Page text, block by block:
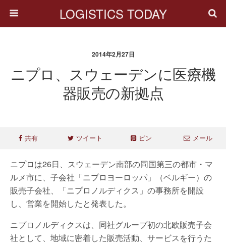
LOGISTICS TODAY
2014年2月27日
ニプロ、スウェーデンに医療機
器販売の新拠点
共有 ツイート ピン メール
ニプロは26日、スウェーデン南部の同国第三の都市・マ
ルメ市に、子会社「ニプロヨーロッパ」（ベルギー）の
販売子会社、「ニプロノルディクス」の事務所を開設
し、営業を開始したと発表した。
ニプロノルディクスは、同社グループ初の北欧販売子会
社として、地域に密着した販売活動、サービスを行うた